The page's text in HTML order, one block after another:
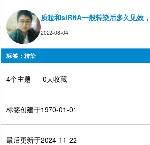
质粒和siRNA一般转染后多久见效
2022-08-04
标签：转染
4个主题 0人收藏
标签创建于1970-01-01
最后更新于2024-11-22